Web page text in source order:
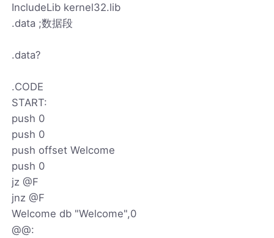
IncludeLib kernel32.lib
.data ;数据段
.data?
.CODE
START:
push 0
push 0
push offset Welcome
push 0
jz @F
jnz @F
Welcome db "Welcome",0
@@: